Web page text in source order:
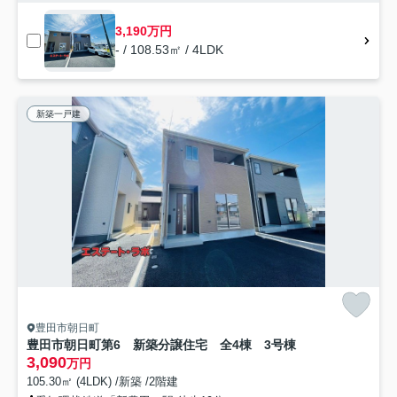
3,190万円
- / 108.53㎡ / 4LDK
新築一戸建
豊田市朝日町
豊田市朝日町第6 新築分譲住宅 全4棟 3号棟
3,090万円
105.30㎡ (4LDK) /新築 /2階建